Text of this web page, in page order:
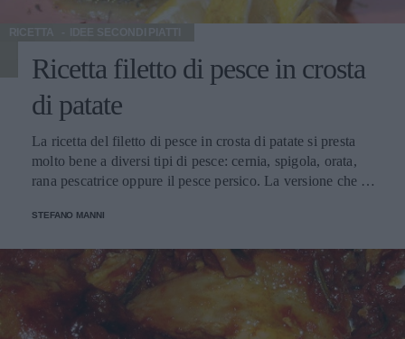
RICETTA IDEE SECONDI PIATTI
Ricetta filetto di pesce in crosta
di patate
La ricetta del filetto di pesce in crosta di patate si presta
molto bene a diversi tipi di pesce: cernia, spigola, orata,
rana pescatrice oppure il pesce persico. La versione che si
provare.
STEFANO MANNI